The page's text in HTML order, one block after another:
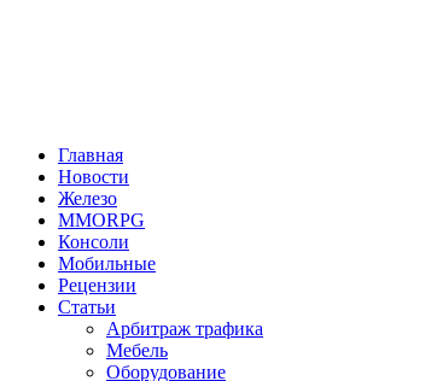
Главная
Новости
Железо
MMORPG
Консоли
Мобильные
Рецензии
Статьи
Арбитраж трафика
Мебель
Оборудование